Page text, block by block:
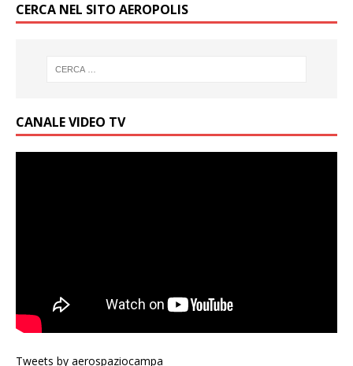
CERCA NEL SITO AEROPOLIS
CANALE VIDEO TV
Tweets by aerospaziocampa